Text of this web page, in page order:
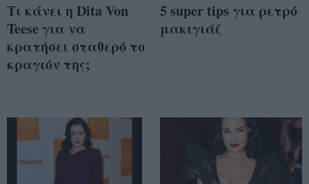
Τι κάνει η Dita Von
Teese για να
κρατήσει σταθερό το
κραγιόν της;
5 super tips για ρετρό
μακιγιάζ